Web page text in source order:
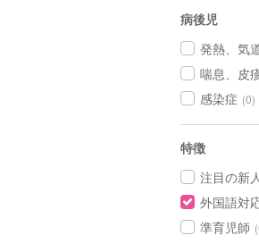
病後児
発熱、気
喘息、皮
感染症 (0)
特徴
注目の新
外国語対
準育児師